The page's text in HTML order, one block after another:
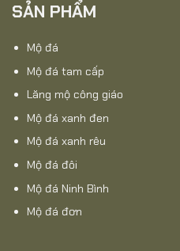
SẢN PHẨM
Mộ đá
Mộ đá tam cấp
Lăng mộ công giáo
Mộ đá xanh đen
Mộ đá xanh rêu
Mộ đá đôi
Mộ đá Ninh Bình
Mộ đá đơn